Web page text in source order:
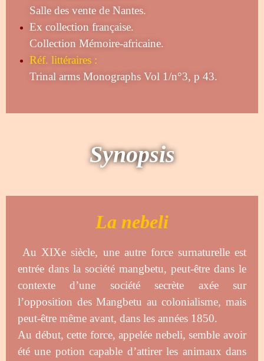
Salle des vente de Nantes.
Ex collection française.
Collection Mémoire-africaine.
Réf. littéraires :
Trinal arms Monographs Vol 1/n°3, p 43.
Synopsis
La nebeli
Au XIXe siècle, une autre force surnaturelle est
entrée dans la société mangbetu, peut-être dans le
contexte d’une société secrète axée sur
l’opposition des Mangbetu au colonialisme, mais
peut-être même avant, dans les années 1850.
Au début, cette force, appelée nebeli, semble avoir
été une potion capable d’attirer les animaux dans